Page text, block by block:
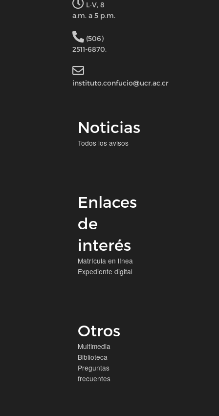
L-V, 8
a.m. a 5 p.m.
(506)
2511-6870.
instituto.confucio@ucr.ac.cr
Noticias
Todos los avisos
Enlaces
de
interés
Matrícula en línea
Expediente digital
Otros
Multimedia
Biblioteca
Preguntas
frecuentes